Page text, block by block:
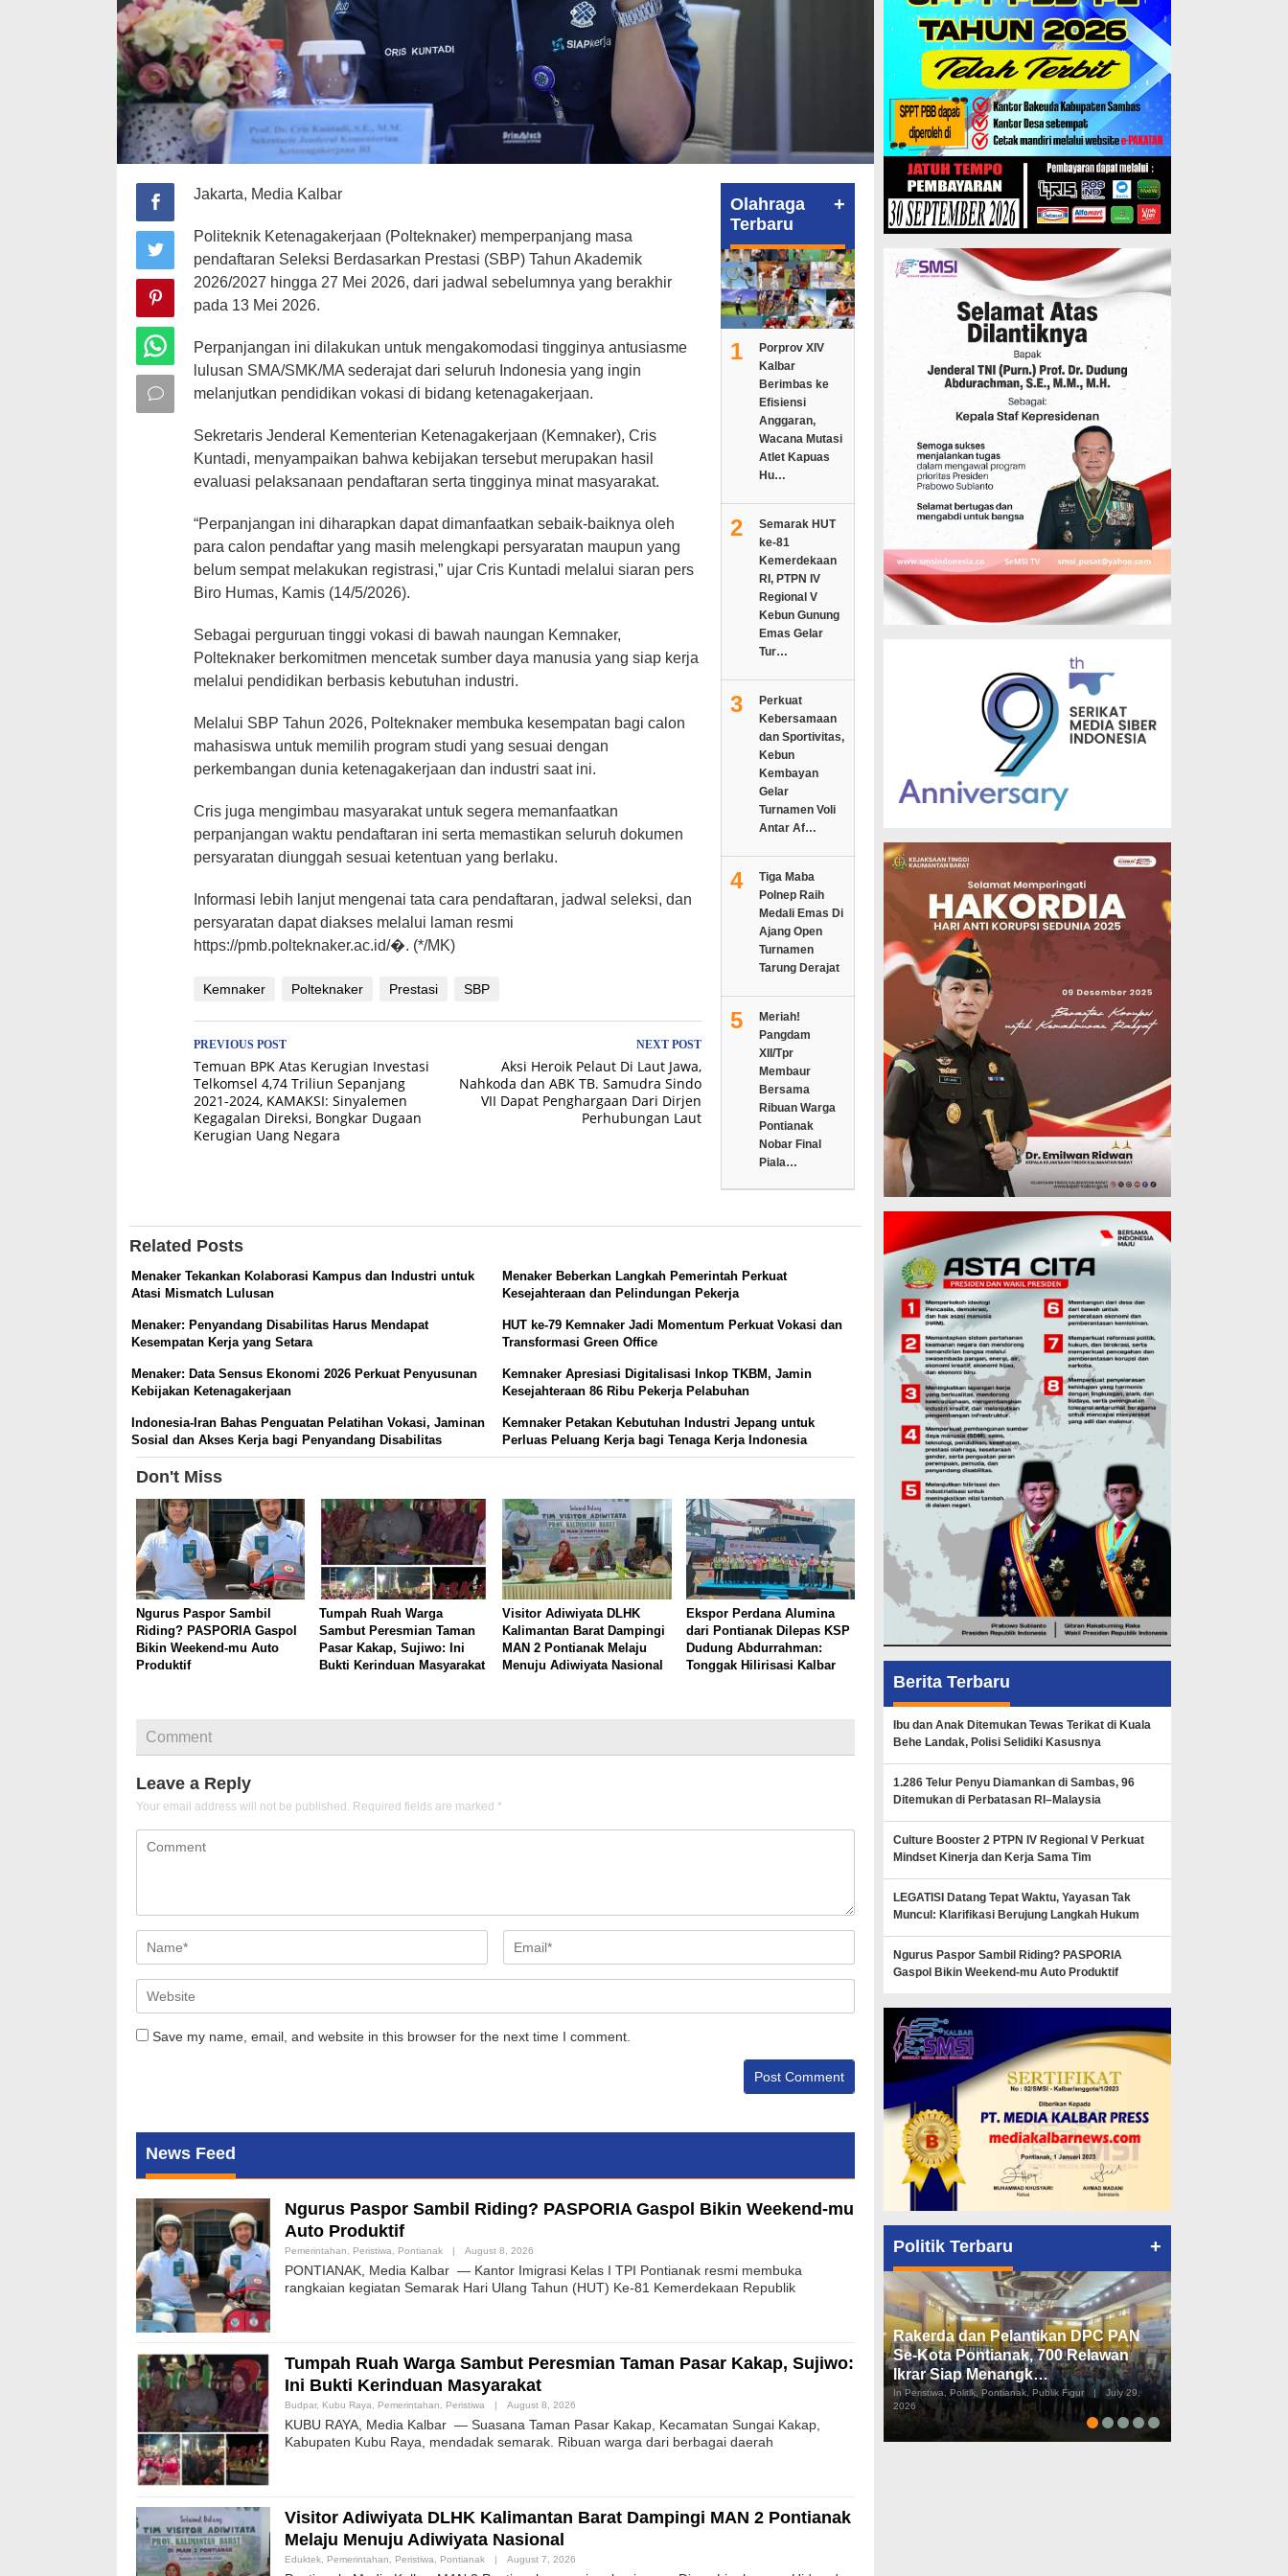
Jakarta, Media Kalbar
Politeknik Ketenagakerjaan (Polteknaker) memperpanjang masa
pendaftaran Seleksi Berdasarkan Prestasi (SBP) Tahun Akademik
2026/2027 hingga 27 Mei 2026, dari jadwal sebelumnya yang berakhir
pada 13 Mei 2026.
Perpanjangan ini dilakukan untuk mengakomodasi tingginya antusiasme
lulusan SMA/SMK/MA sederajat dari seluruh Indonesia yang ingin
melanjutkan pendidikan vokasi di bidang ketenagakerjaan.
Sekretaris Jenderal Kementerian Ketenagakerjaan (Kemnaker), Cris
Kuntadi, menyampaikan bahwa kebijakan tersebut merupakan hasil
evaluasi pelaksanaan pendaftaran serta tingginya minat masyarakat.
“Perpanjangan ini diharapkan dapat dimanfaatkan sebaik-baiknya oleh
para calon pendaftar yang masih melengkapi persyaratan maupun yang
belum sempat melakukan registrasi,” ujar Cris Kuntadi melalui siaran pers
Biro Humas, Kamis (14/5/2026).
Sebagai perguruan tinggi vokasi di bawah naungan Kemnaker,
Polteknaker berkomitmen mencetak sumber daya manusia yang siap kerja
melalui pendidikan berbasis kebutuhan industri.
Melalui SBP Tahun 2026, Polteknaker membuka kesempatan bagi calon
mahasiswa untuk memilih program studi yang sesuai dengan
perkembangan dunia ketenagakerjaan dan industri saat ini.
Cris juga mengimbau masyarakat untuk segera memanfaatkan
perpanjangan waktu pendaftaran ini serta memastikan seluruh dokumen
persyaratan diunggah sesuai ketentuan yang berlaku.
Informasi lebih lanjut mengenai tata cara pendaftaran, jadwal seleksi, dan
persyaratan dapat diakses melalui laman resmi
https://pmb.polteknaker.ac.id/⁠�. (*/MK)
Kemnaker Polteknaker Prestasi SBP
Post
navigation
PREVIOUS POST
Temuan BPK Atas Kerugian Investasi
Telkomsel 4,74 Triliun Sepanjang
2021-2024, KAMAKSI: Sinyalemen
Kegagalan Direksi, Bongkar Dugaan
Kerugian Uang Negara
NEXT POST
Aksi Heroik Pelaut Di Laut Jawa,
Nahkoda dan ABK TB. Samudra Sindo
VII Dapat Penghargaan Dari Dirjen
Perhubungan Laut
Olahraga
Terbaru
+
1
Porprov XIV
Kalbar
Berimbas ke
Efisiensi
Anggaran,
Wacana Mutasi
Atlet Kapuas
Hu…
2
Semarak HUT
ke-81
Kemerdekaan
RI, PTPN IV
Regional V
Kebun Gunung
Emas Gelar
Tur…
3
Perkuat
Kebersamaan
dan Sportivitas,
Kebun
Kembayan
Gelar
Turnamen Voli
Antar Af…
4
Tiga Maba
Polnep Raih
Medali Emas Di
Ajang Open
Turnamen
Tarung Derajat
5
Meriah!
Pangdam
XII/Tpr
Membaur
Bersama
Ribuan Warga
Pontianak
Nobar Final
Piala…
Related Posts
Menaker Tekankan Kolaborasi Kampus dan Industri untuk
Atasi Mismatch Lulusan
Menaker Beberkan Langkah Pemerintah Perkuat
Kesejahteraan dan Pelindungan Pekerja
Menaker: Penyandang Disabilitas Harus Mendapat
Kesempatan Kerja yang Setara
HUT ke-79 Kemnaker Jadi Momentum Perkuat Vokasi dan
Transformasi Green Office
Menaker: Data Sensus Ekonomi 2026 Perkuat Penyusunan
Kebijakan Ketenagakerjaan
Kemnaker Apresiasi Digitalisasi Inkop TKBM, Jamin
Kesejahteraan 86 Ribu Pekerja Pelabuhan
Indonesia-Iran Bahas Penguatan Pelatihan Vokasi, Jaminan
Sosial dan Akses Kerja bagi Penyandang Disabilitas
Kemnaker Petakan Kebutuhan Industri Jepang untuk
Perluas Peluang Kerja bagi Tenaga Kerja Indonesia
Don't Miss
Ngurus Paspor Sambil
Riding? PASPORIA Gaspol
Bikin Weekend-mu Auto
Produktif
Tumpah Ruah Warga
Sambut Peresmian Taman
Pasar Kakap, Sujiwo: Ini
Bukti Kerinduan Masyarakat
Visitor Adiwiyata DLHK
Kalimantan Barat Dampingi
MAN 2 Pontianak Melaju
Menuju Adiwiyata Nasional
Ekspor Perdana Alumina
dari Pontianak Dilepas KSP
Dudung Abdurrahman:
Tonggak Hilirisasi Kalbar
Comment
Leave a Reply
Your email address will not be published. Required fields are marked *
Save my name, email, and website in this browser for the next time I comment.
News Feed
Ngurus Paspor Sambil Riding? PASPORIA Gaspol Bikin Weekend-mu
Auto Produktif
Pemerintahan, Peristiwa, Pontianak | August 8, 2026
PONTIANAK, Media Kalbar — Kantor Imigrasi Kelas I TPI Pontianak resmi membuka
rangkaian kegiatan Semarak Hari Ulang Tahun (HUT) Ke-81 Kemerdekaan Republik
Tumpah Ruah Warga Sambut Peresmian Taman Pasar Kakap, Sujiwo:
Ini Bukti Kerinduan Masyarakat
Budpar, Kubu Raya, Pemerintahan, Peristiwa | August 8, 2026
KUBU RAYA, Media Kalbar — Suasana Taman Pasar Kakap, Kecamatan Sungai Kakap,
Kabupaten Kubu Raya, mendadak semarak. Ribuan warga dari berbagai daerah
Visitor Adiwiyata DLHK Kalimantan Barat Dampingi MAN 2 Pontianak
Melaju Menuju Adiwiyata Nasional
Eduktek, Pemerintahan, Peristiwa, Pontianak | August 7, 2026
Berita Terbaru
Ibu dan Anak Ditemukan Tewas Terikat di Kuala
Behe Landak, Polisi Selidiki Kasusnya
1.286 Telur Penyu Diamankan di Sambas, 96
Ditemukan di Perbatasan RI–Malaysia
Culture Booster 2 PTPN IV Regional V Perkuat
Mindset Kinerja dan Kerja Sama Tim
LEGATISI Datang Tepat Waktu, Yayasan Tak
Muncul: Klarifikasi Berujung Langkah Hukum
Ngurus Paspor Sambil Riding? PASPORIA
Gaspol Bikin Weekend-mu Auto Produktif
Politik Terbaru +
Rakerda dan Pelantikan DPC PAN
Se-Kota Pontianak, 700 Relawan
Ikrar Siap Menangk…
In Peristiwa, Politik, Pontianak, Publik Figur |
July 29,
2026